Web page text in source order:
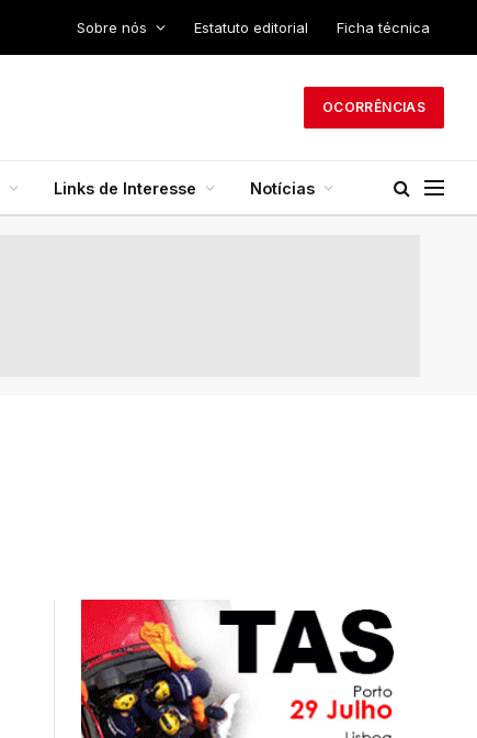
Sobre nós Estatuto editorial Ficha técnica
OCORRÊNCIAS
Links de Interesse Notícias